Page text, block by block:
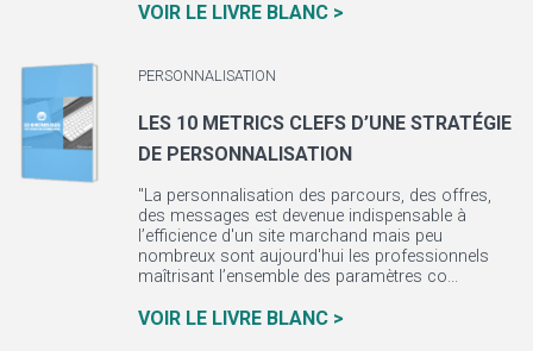
VOIR LE LIVRE BLANC >
PERSONNALISATION
LES 10 METRICS CLEFS D’UNE STRATÉGIE
DE PERSONNALISATION
"La personnalisation des parcours, des offres,
des messages est devenue indispensable à
l’efficience d'un site marchand mais peu
nombreux sont aujourd'hui les professionnels
maîtrisant l’ensemble des paramètres co...
VOIR LE LIVRE BLANC >